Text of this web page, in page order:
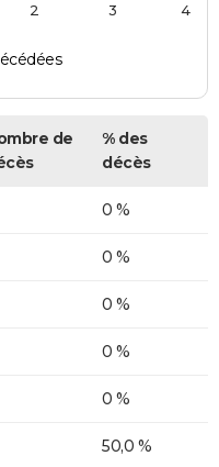
2 3 4
de
% des
décès
0 %
0 %
0 %
0 %
0 %
50,0 %